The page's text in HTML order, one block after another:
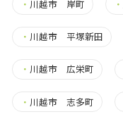
・ 川越市 岸町 ・
・ 川越市 平塚新田
・ 川越市 広栄町
・ 川越市 志多町